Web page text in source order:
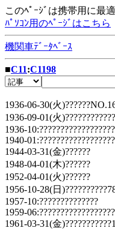
このﾍﾟｰｼﾞは携帯用に最
ﾊﾟｿｺﾝ用のﾍﾟｰｼﾞはこちら
機関車ﾃﾞｰﾀﾍﾞｰｽ
■C11:C1198
1936-06-30(火
1936-09-01(火
1936-
1940-
1944-03-31(金)??????
1948-04-01(木)??????
1952-04-01(火)??????
1956-10-28(日
1957-10:??????????????
1959-
1961-03-31(金